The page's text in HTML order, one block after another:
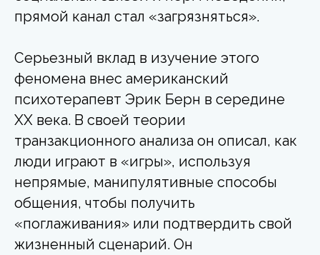
прямой канал стал «загрязняться».
Серьезный вклад в изучение этого
феномена внес американский
психотерапевт Эрик Берн в середине
XX века. В своей теории
транзакционного анализа он описал, как
люди играют в «игры», используя
непрямые, манипулятивные способы
общения, чтобы получить
«поглаживания» или подтвердить свой
жизненный сценарий. Он